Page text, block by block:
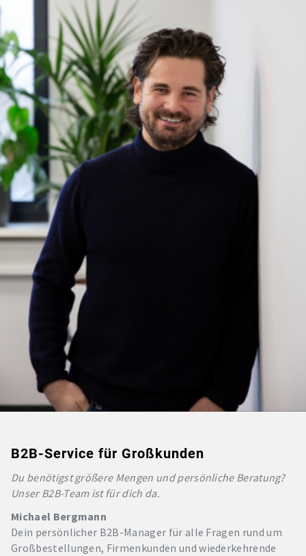
B2B-Service für Großkunden
Du benötigst größere Mengen und persönliche Beratung?
Unser B2B-Team ist für dich da.
Michael Bergmann
Dein persönlicher B2B-Manager für alle Fragen rund um
Großbestellungen, Firmenkunden und wiederkehrende